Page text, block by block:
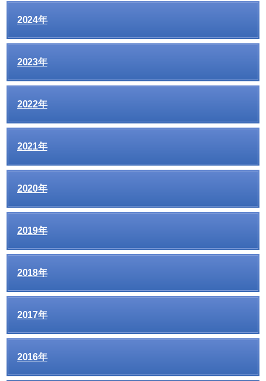
2024年
2023年
2022年
2021年
2020年
2019年
2018年
2017年
2016年